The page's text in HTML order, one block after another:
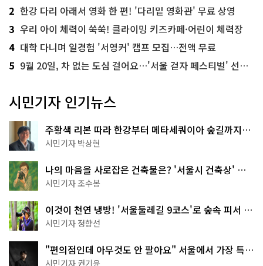
2 한강 다리 아래서 영화 한 편! '다리밑 영화관' 무료 상영
3 우리 아이 체력이 쑥쑥! 클라이밍 키즈카페·어린이 체력장
4 대학 다니며 일경험 '서영커' 캠프 모집…전액 무료
5 9월 20일, 차 없는 도심 걸어요…'서울 걷자 페스티벌' 선착순 5천명
시민기자 인기뉴스
주황색 리본 따라 한강부터 메타세쿼이아 숲길까지…
서울둘레길 15코스
시민기자 박상현
나의 마음을 사로잡은 건축물은? '서울시 건축상' 수
상작 공개!
시민기자 조수봉
이것이 천연 냉방! '서울둘레길 9코스'로 숲속 피서 떠
나볼까
시민기자 정향선
"편의점인데 아무것도 안 팔아요" 서울에서 가장 특별
한 편의점의 정체
시민기자 권기윤